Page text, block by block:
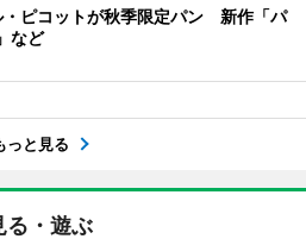
・ピコットが秋季限定パン 新作「パ
など
っと見る
る・遊ぶ